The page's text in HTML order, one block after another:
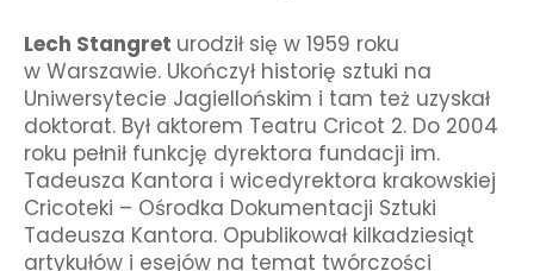
Lech Stangret urodził się w 1959 roku
w Warszawie. Ukończył historię sztuki na
Uniwersytecie Jagiellońskim i tam też uzyskał
doktorat. Był aktorem Teatru Cricot 2. Do 2004
roku pełnił funkcję dyrektora fundacji im.
Tadeusza Kantora i wicedyrektora krakowskiej
Cricoteki – Ośrodka Dokumentacji Sztuki
Tadeusza Kantora. Opublikował kilkadziesiąt
artykułów i esejów na temat twórczości